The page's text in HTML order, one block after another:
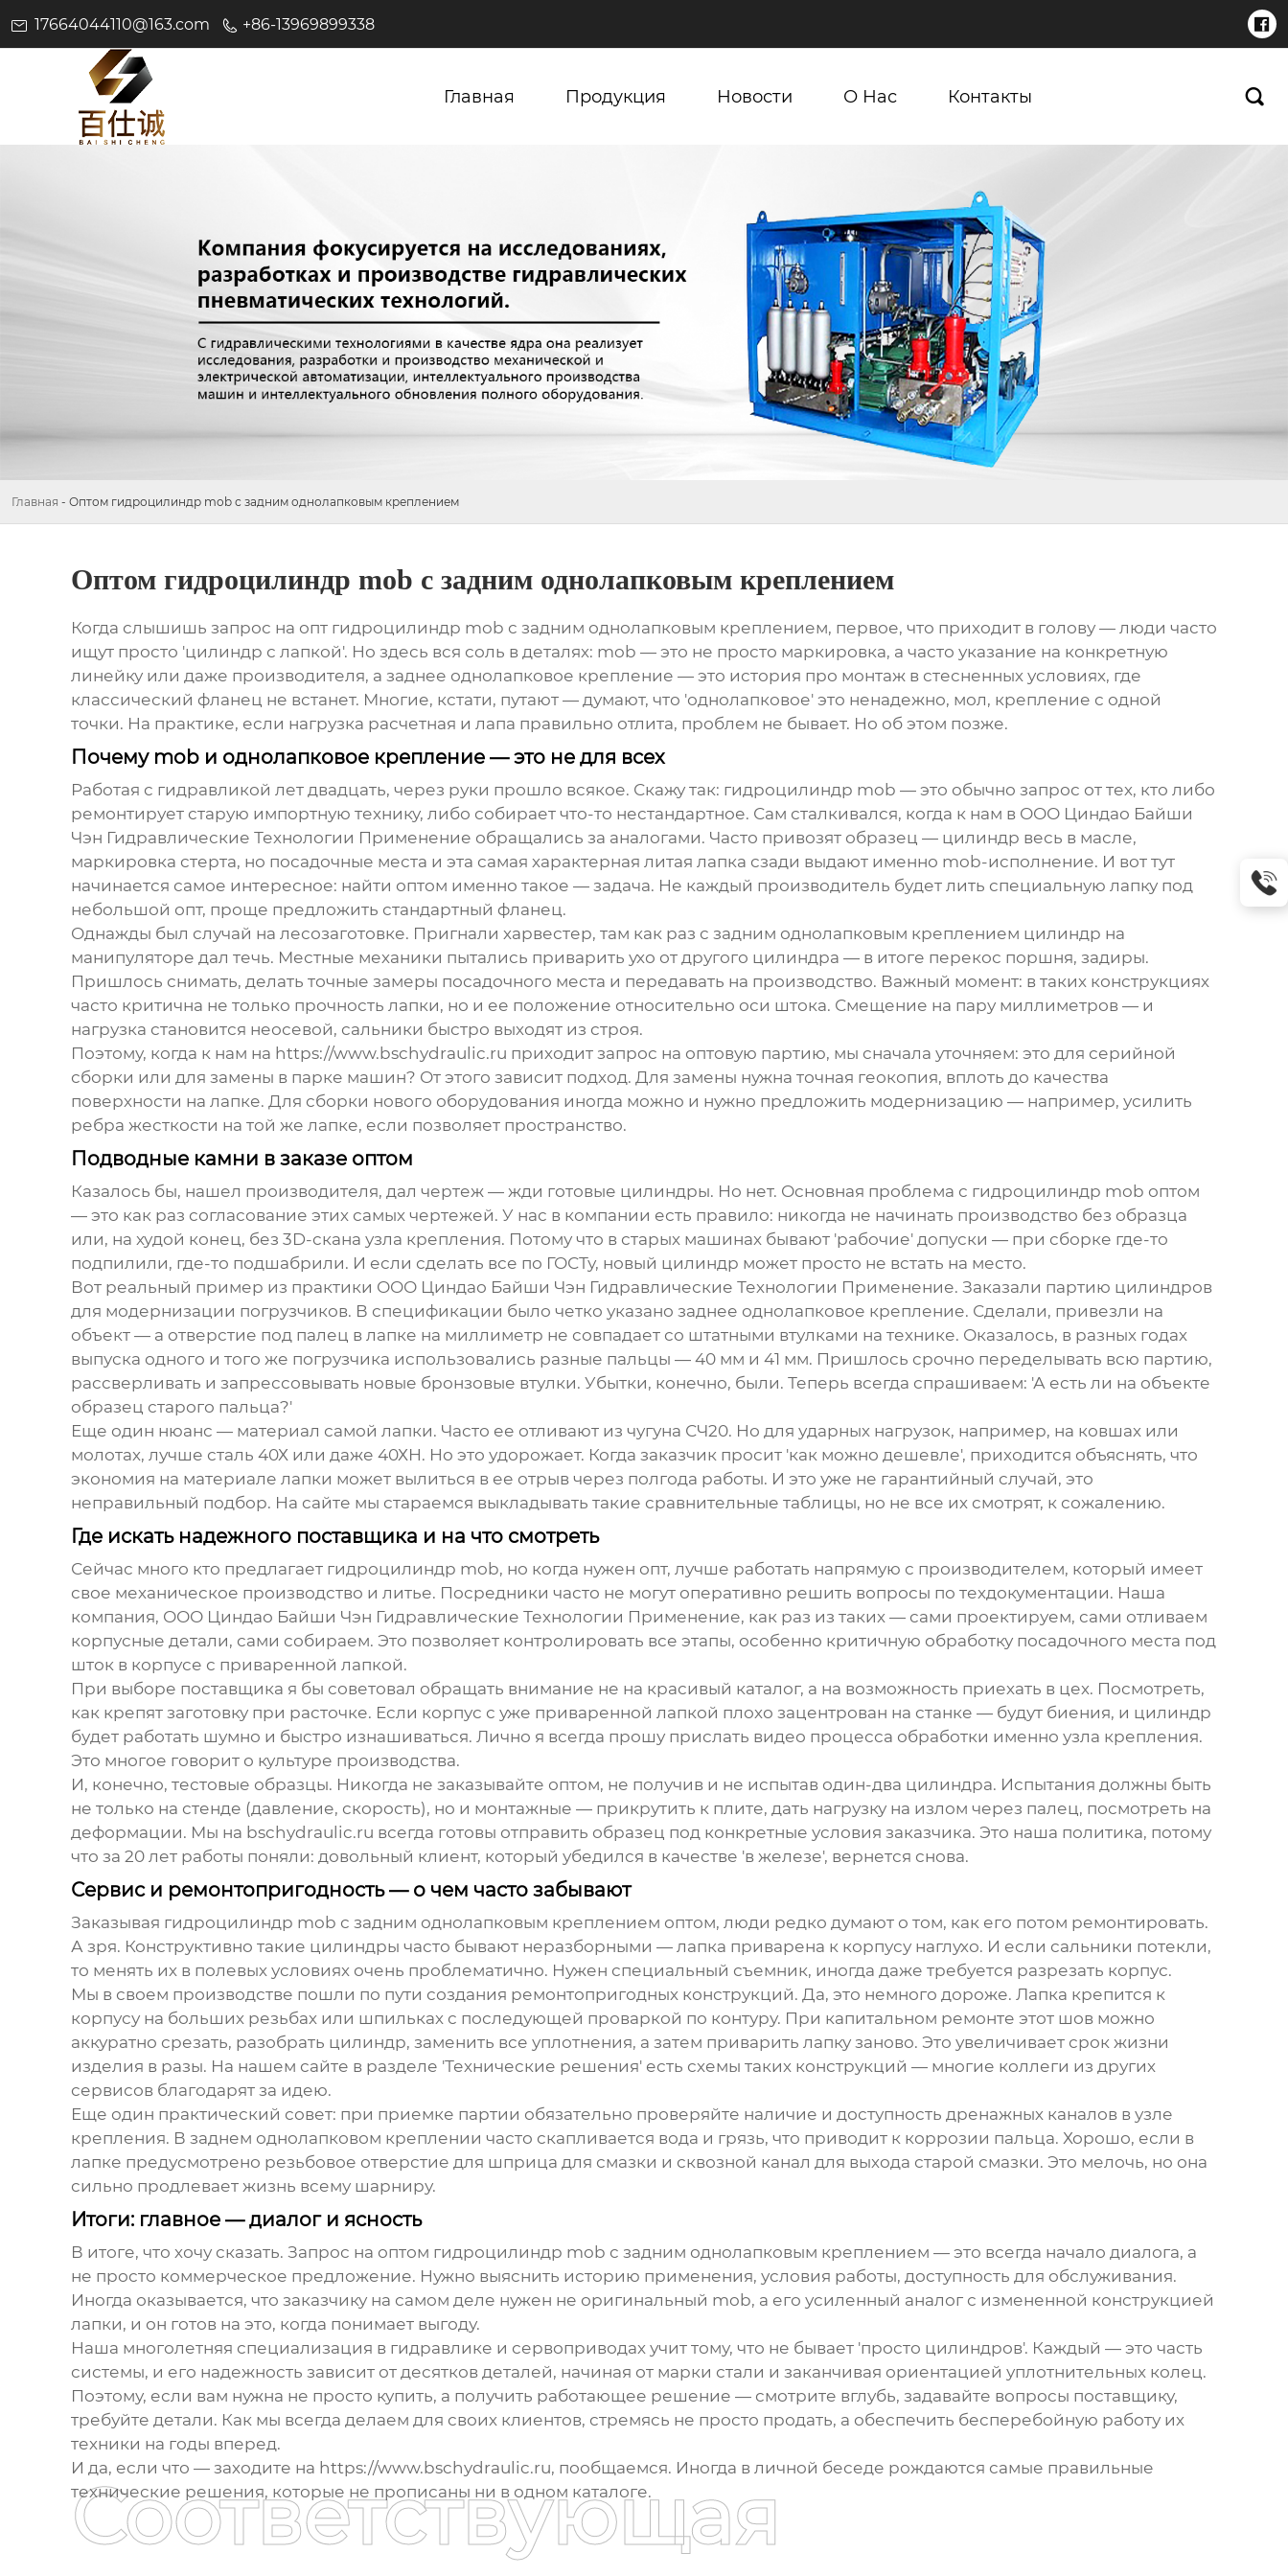
17664044110@163.com +86-13969899338 
Главная Продукция Новости О Нас Контакты 
Главная - Оптом гидроцилиндр mob с задним однолапковым креплением
Оптом гидроцилиндр mob с задним однолапковым креплением
Когда слышишь запрос на опт гидроцилиндр mob с задним однолапковым креплением, первое, что приходит в голову — люди часто
ищут просто 'цилиндр с лапкой'. Но здесь вся соль в деталях: mob — это не просто маркировка, а часто указание на конкретную
линейку или даже производителя, а заднее однолапковое крепление — это история про монтаж в стесненных условиях, где
классический фланец не встанет. Многие, кстати, путают — думают, что 'однолапковое' это ненадежно, мол, крепление с одной
точки. На практике, если нагрузка расчетная и лапа правильно отлита, проблем не бывает. Но об этом позже.
Почему mob и однолапковое крепление — это не для всех
Работая с гидравликой лет двадцать, через руки прошло всякое. Скажу так: гидроцилиндр mob — это обычно запрос от тех, кто либо
ремонтирует старую импортную технику, либо собирает что-то нестандартное. Сам сталкивался, когда к нам в ООО Циндао Байши
Чэн Гидравлические Технологии Применение обращались за аналогами. Часто привозят образец — цилиндр весь в масле,
маркировка стерта, но посадочные места и эта самая характерная литая лапка сзади выдают именно mob-исполнение. И вот тут
начинается самое интересное: найти оптом именно такое — задача. Не каждый производитель будет лить специальную лапку под
небольшой опт, проще предложить стандартный фланец.
Однажды был случай на лесозаготовке. Пригнали харвестер, там как раз с задним однолапковым креплением цилиндр на
манипуляторе дал течь. Местные механики пытались приварить ухо от другого цилиндра — в итоге перекос поршня, задиры.
Пришлось снимать, делать точные замеры посадочного места и передавать на производство. Важный момент: в таких конструкциях
часто критична не только прочность лапки, но и ее положение относительно оси штока. Смещение на пару миллиметров — и
нагрузка становится неосевой, сальники быстро выходят из строя.
Поэтому, когда к нам на https://www.bschydraulic.ru приходит запрос на оптовую партию, мы сначала уточняем: это для серийной
сборки или для замены в парке машин? От этого зависит подход. Для замены нужна точная геокопия, вплоть до качества
поверхности на лапке. Для сборки нового оборудования иногда можно и нужно предложить модернизацию — например, усилить
ребра жесткости на той же лапке, если позволяет пространство.
Подводные камни в заказе оптом
Казалось бы, нашел производителя, дал чертеж — жди готовые цилиндры. Но нет. Основная проблема с гидроцилиндр mob оптом
— это как раз согласование этих самых чертежей. У нас в компании есть правило: никогда не начинать производство без образца
или, на худой конец, без 3D-скана узла крепления. Потому что в старых машинах бывают 'рабочие' допуски — при сборке где-то
подпилили, где-то подшабрили. И если сделать все по ГОСТу, новый цилиндр может просто не встать на место.
Вот реальный пример из практики ООО Циндао Байши Чэн Гидравлические Технологии Применение. Заказали партию цилиндров
для модернизации погрузчиков. В спецификации было четко указано заднее однолапковое крепление. Сделали, привезли на
объект — а отверстие под палец в лапке на миллиметр не совпадает со штатными втулками на технике. Оказалось, в разных годах
выпуска одного и того же погрузчика использовались разные пальцы — 40 мм и 41 мм. Пришлось срочно переделывать всю партию,
рассверливать и запрессовывать новые бронзовые втулки. Убытки, конечно, были. Теперь всегда спрашиваем: 'А есть ли на объекте
образец старого пальца?'
Еще один нюанс — материал самой лапки. Часто ее отливают из чугуна СЧ20. Но для ударных нагрузок, например, на ковшах или
молотах, лучше сталь 40Х или даже 40ХН. Но это удорожает. Когда заказчик просит 'как можно дешевле', приходится объяснять, что
экономия на материале лапки может вылиться в ее отрыв через полгода работы. И это уже не гарантийный случай, это
неправильный подбор. На сайте мы стараемся выкладывать такие сравнительные таблицы, но не все их смотрят, к сожалению.
Где искать надежного поставщика и на что смотреть
Сейчас много кто предлагает гидроцилиндр mob, но когда нужен опт, лучше работать напрямую с производителем, который имеет
свое механическое производство и литье. Посредники часто не могут оперативно решить вопросы по техдокументации. Наша
компания, ООО Циндао Байши Чэн Гидравлические Технологии Применение, как раз из таких — сами проектируем, сами отливаем
корпусные детали, сами собираем. Это позволяет контролировать все этапы, особенно критичную обработку посадочного места под
шток в корпусе с приваренной лапкой.
При выборе поставщика я бы советовал обращать внимание не на красивый каталог, а на возможность приехать в цех. Посмотреть,
как крепят заготовку при расточке. Если корпус с уже приваренной лапкой плохо зацентрован на станке — будут биения, и цилиндр
будет работать шумно и быстро изнашиваться. Лично я всегда прошу прислать видео процесса обработки именно узла крепления.
Это многое говорит о культуре производства.
И, конечно, тестовые образцы. Никогда не заказывайте оптом, не получив и не испытав один-два цилиндра. Испытания должны быть
не только на стенде (давление, скорость), но и монтажные — прикрутить к плите, дать нагрузку на излом через палец, посмотреть на
деформации. Мы на bschydraulic.ru всегда готовы отправить образец под конкретные условия заказчика. Это наша политика, потому
что за 20 лет работы поняли: довольный клиент, который убедился в качестве 'в железе', вернется снова.
Сервис и ремонтопригодность — о чем часто забывают
Заказывая гидроцилиндр mob с задним однолапковым креплением оптом, люди редко думают о том, как его потом ремонтировать.
А зря. Конструктивно такие цилиндры часто бывают неразборными — лапка приварена к корпусу наглухо. И если сальники потекли,
то менять их в полевых условиях очень проблематично. Нужен специальный съемник, иногда даже требуется разрезать корпус.
Мы в своем производстве пошли по пути создания ремонтопригодных конструкций. Да, это немного дороже. Лапка крепится к
корпусу на больших резьбах или шпильках с последующей проваркой по контуру. При капитальном ремонте этот шов можно
аккуратно срезать, разобрать цилиндр, заменить все уплотнения, а затем приварить лапку заново. Это увеличивает срок жизни
изделия в разы. На нашем сайте в разделе 'Технические решения' есть схемы таких конструкций — многие коллеги из других
сервисов благодарят за идею.
Еще один практический совет: при приемке партии обязательно проверяйте наличие и доступность дренажных каналов в узле
крепления. В заднем однолапковом креплении часто скапливается вода и грязь, что приводит к коррозии пальца. Хорошо, если в
лапке предусмотрено резьбовое отверстие для шприца для смазки и сквозной канал для выхода старой смазки. Это мелочь, но она
сильно продлевает жизнь всему шарниру.
Итоги: главное — диалог и ясность
В итоге, что хочу сказать. Запрос на оптом гидроцилиндр mob с задним однолапковым креплением — это всегда начало диалога, а
не просто коммерческое предложение. Нужно выяснить историю применения, условия работы, доступность для обслуживания.
Иногда оказывается, что заказчику на самом деле нужен не оригинальный mob, а его усиленный аналог с измененной конструкцией
лапки, и он готов на это, когда понимает выгоду.
Наша многолетняя специализация в гидравлике и сервоприводах учит тому, что не бывает 'просто цилиндров'. Каждый — это часть
системы, и его надежность зависит от десятков деталей, начиная от марки стали и заканчивая ориентацией уплотнительных колец.
Поэтому, если вам нужна не просто купить, а получить работающее решение — смотрите вглубь, задавайте вопросы поставщику,
требуйте детали. Как мы всегда делаем для своих клиентов, стремясь не просто продать, а обеспечить бесперебойную работу их
техники на годы вперед.
И да, если что — заходите на https://www.bschydraulic.ru, пообщаемся. Иногда в личной беседе рождаются самые правильные
технические решения, которые не прописаны ни в одном каталоге.
Соответствующая